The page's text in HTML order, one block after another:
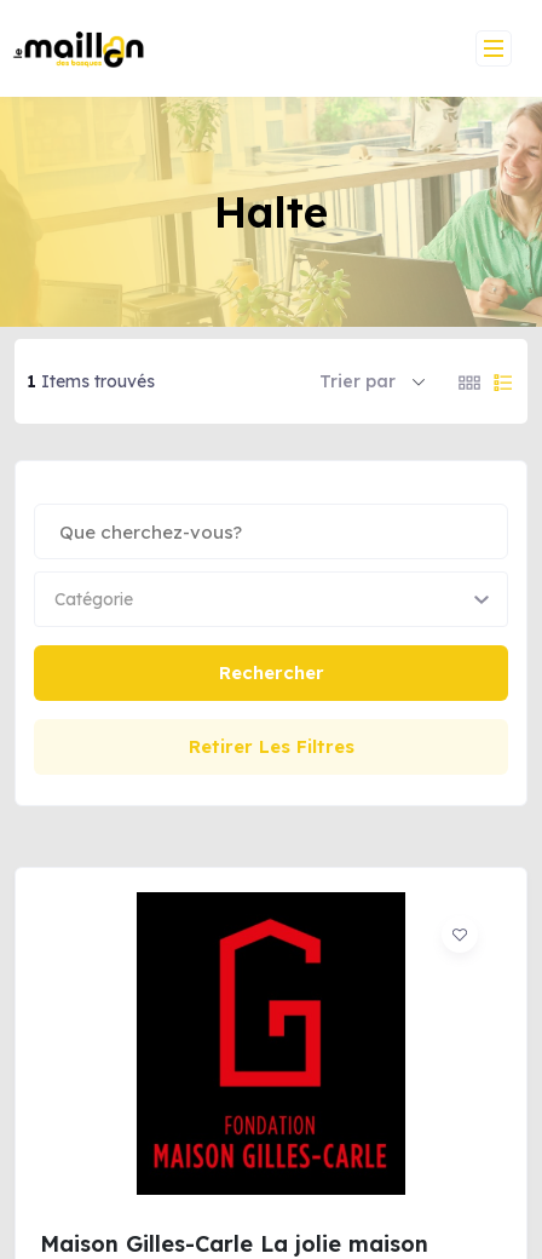
Halte
1 Items trouvés Trier par
Catégorie
Retirer Les Filtres
Rechercher
Maison Gilles-Carle La jolie maison